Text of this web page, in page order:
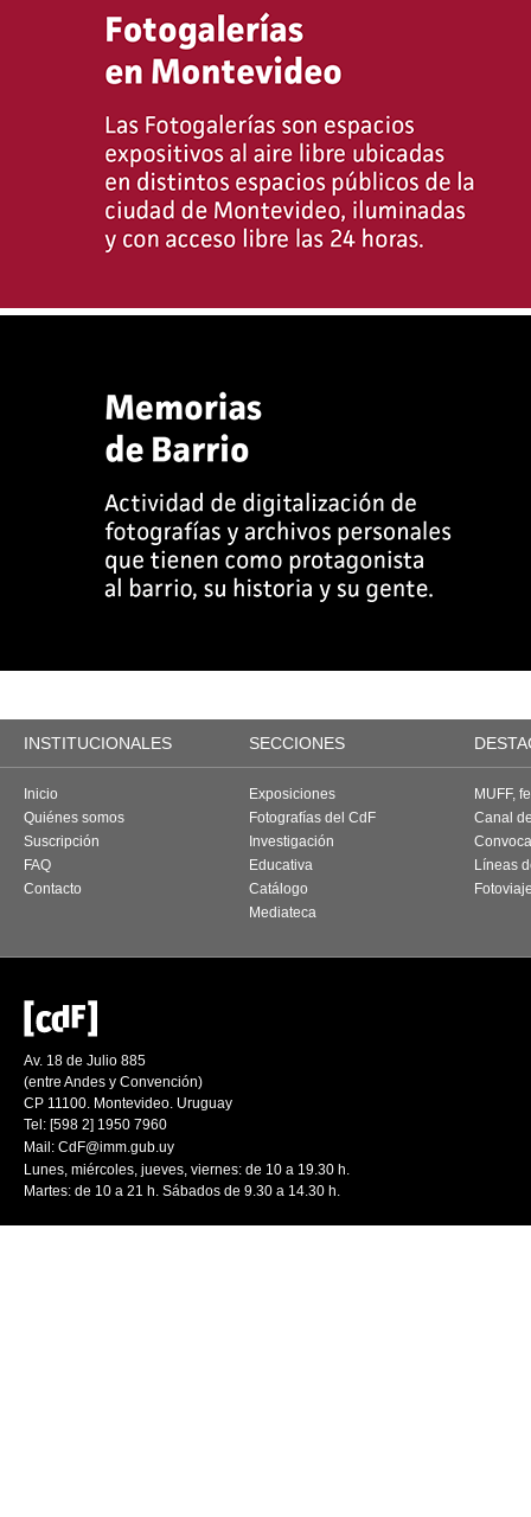
INSTITUCIONALES SECCIONES
Inicio
Quiénes somos
Suscripción
FAQ
Contacto
Exposiciones
Fotografías del CdF
Investigación
Educativa
Catálogo
Mediateca
MUFF,
Canal
Líneas
Av. 18 de Julio 885
(entre Andes y Convención)
CP 11100. Montevideo. Uruguay
Tel: [598 2] 1950 7960
Mail: CdF@imm.gub.uy
Lunes, miércoles, jueves, viernes: de 10 a 19.30 h.
Martes: de 10 a 21 h. Sábados de 9.30 a 14.30 h.